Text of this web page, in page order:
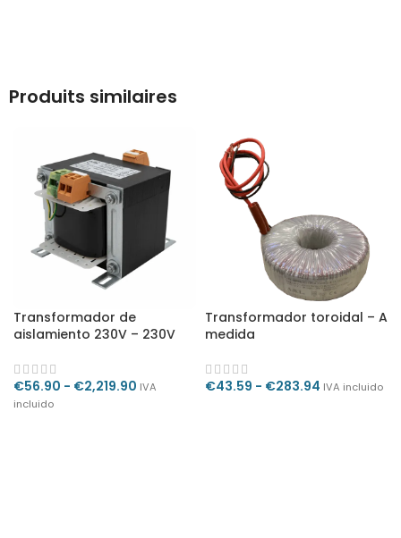
Produits similaires
Transformador de
aislamiento 230V – 230V
€56.90 - €2,219.90 IVA
incluido
Transformador toroidal – A
medida
€43.59 - €283.94 IVA incluido